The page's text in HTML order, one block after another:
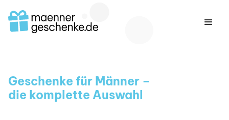
Geschenke für Männer –
die komplette Auswahl